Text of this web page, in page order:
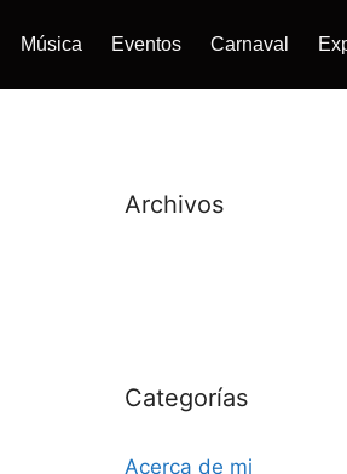
Música Eventos Carnaval
Archivos
Categorías
Acerca de mi